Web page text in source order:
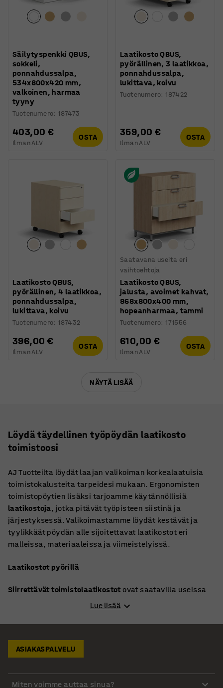
Säilytyspenkki QBUS,
sokkeli,
ponnahdussalpa,
534x800x420 mm,
valkoinen, harmaa
tyyny
Tuotenumero:187473
403,00 €
Ilman ALV
OSTA
Laatikosto QBUS,
pyörällinen, 3 laatikkoa,
ponnahdussalpa,
lukittava, koivu
Tuotenumero:187422
359,00 €
Ilman ALV
OSTA
Laatikosto QBUS,
pyörällinen, 4 laatikkoa,
ponnahdussalpa,
lukittava, koivu
Tuotenumero:187432
396,00 €
Ilman ALV
OSTA
Saatavana useita eri
vaihtoehtoja
Laatikosto QBUS,
jalusta, avoimet kahvat,
868x800x400 mm,
hopeanharmaa, tammi
Tuotenumero:171556
610,00 €
Ilman ALV
OSTA
NÄYTÄ LISÄÄ
Löydä täydellinen työpöydän laatikosto
toimistoosi
AJ Tuotteilta löydät laajan valikoiman korkealaatuisia
toimistokalusteita tarpeidesi mukaan. Ergonomisten
toimistopöytien lisäksi tarjoamme käytännöllisiä
laatikostoja, jotka pitävät työpisteen siistinä ja
järjestyksessä. Valikoimastamme löydät kestävät ja
tyylikkäät pöydän alle sijoitettavat laatikostot eri
malleissa, materiaaleissa ja viimeistelyissä.
Laatikostot pyörillä
Siirrettävät toimistolaatikostotovat saatavilla useissa
väreissä ja viimeistelyissä, kuten tammi, pyökki, koivu,
ja helppoa liikuteltavuutta pyörien ja keskuslukituksen
säädettävillä ratkaisuilla ja laminaattipinnoilla.
henkilökohtaisten tavaroiden säilytykseen, joko pöydän
alla tai erillisenä yksikkönä.
Lue lisää
ASIAKASPALVELU
Miten voimme auttaa sinua?